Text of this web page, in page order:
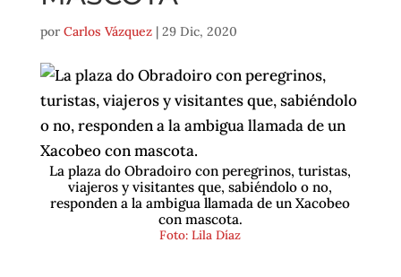
por Carlos Vázquez| 29 Dic, 2020
La plaza do Obradoiro con peregrinos, turistas,
viajeros y visitantes que, sabiéndolo o no,
responden a la ambigua llamada de un Xacobeo
con mascota.
Foto: Lila Díaz